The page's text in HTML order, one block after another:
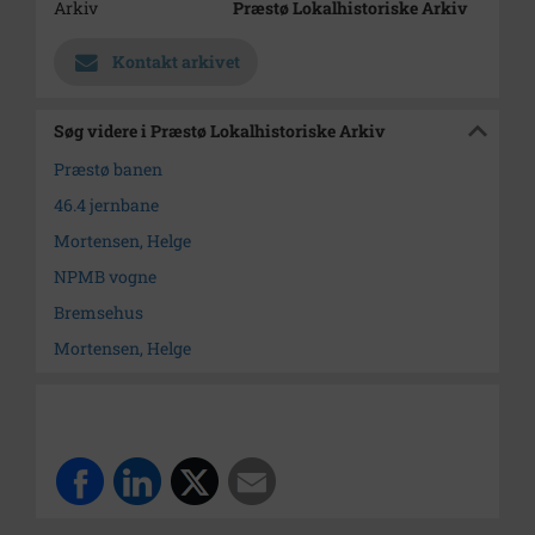
Arkiv
Præstø Lokalhistoriske Arkiv
Kontakt arkivet
Søg videre i Præstø Lokalhistoriske Arkiv
Præstø banen
46.4 jernbane
Mortensen, Helge
NPMB vogne
Bremsehus
Mortensen, Helge